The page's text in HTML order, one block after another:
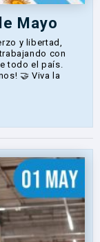
Mayo
y libertad,
con
todo el país.
🤝 Viva la